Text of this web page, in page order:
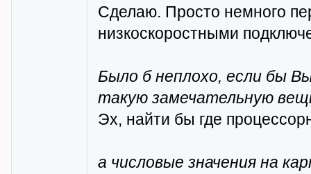
Сделаю. Просто немного
низкоскоростными
Было б неплохо, если бы
такую замечательную
Эх, найти бы где
а числовые значения на